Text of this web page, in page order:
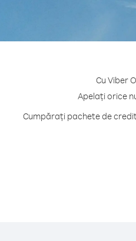
Cu Viber
Apelați orice
Cumpărați pachete de